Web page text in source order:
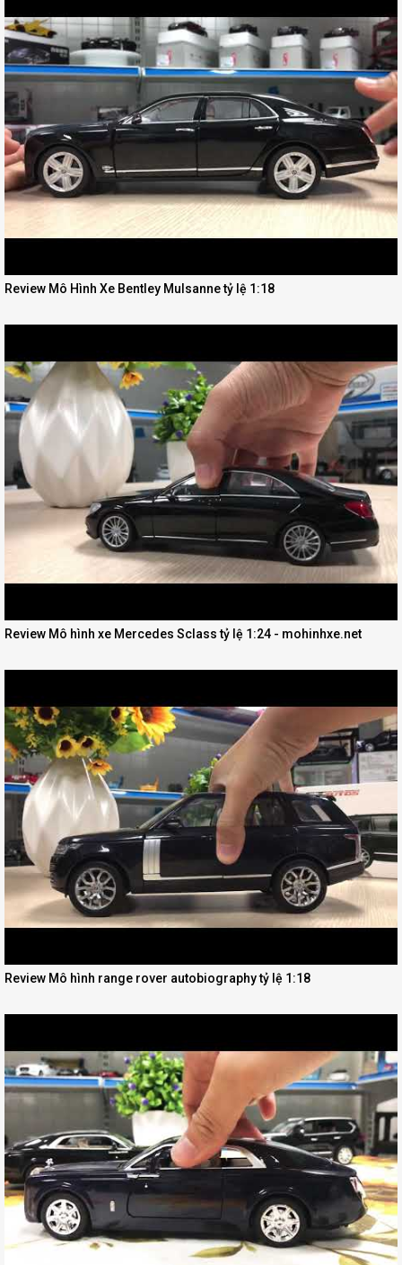
Review Mô Hình Xe Bentley Mulsanne tỷ lệ 1:18
Review Mô hình xe Mercedes Sclass tỷ lệ 1:24 - mohinhxe.net
Review Mô hình range rover autobiography tỷ lệ 1:18